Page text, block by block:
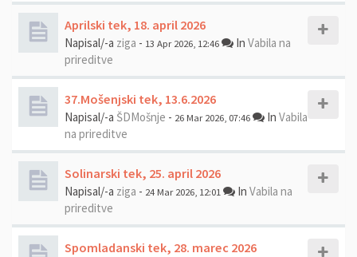
Aprilski tek, 18. april 2026
Napisal/-a ziga - 13 Apr 2026, 12:46 In Vabila na
prireditve
37.Mošenjski tek, 13.6.2026
Napisal/-a ŠDMošnje - 26 Mar 2026, 07:46 In Vabila
na prireditve
Solinarski tek, 25. april 2026
Napisal/-a ziga - 24 Mar 2026, 12:01 In Vabila na
prireditve
Spomladanski tek, 28. marec 2026